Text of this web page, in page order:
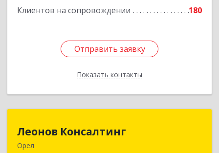
Клиентов на сопровождении 180
Отправить заявку
Показать контакты
Отправить заявку
Назад
Леонов Консалтинг
Орел
302030, Орловская обл, Орловский р-н, Орел г,